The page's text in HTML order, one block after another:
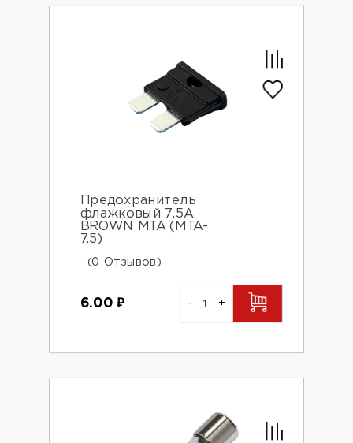
Предохранитель
флажковый 7.5А
BROWN MTA (MTA-
7.5)
(0 Отзывов)
6.00₽ - +